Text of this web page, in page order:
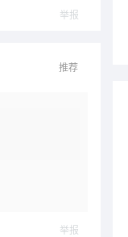
举报
推荐
举报